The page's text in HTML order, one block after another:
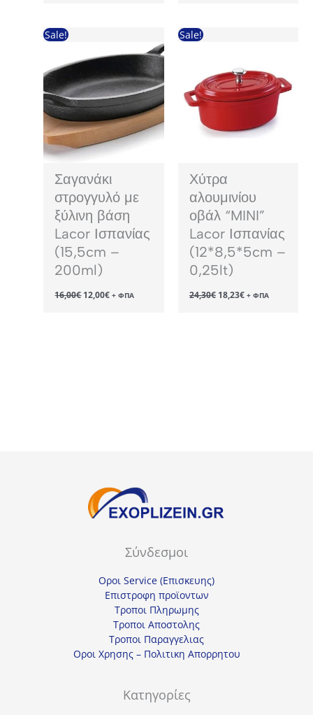
Sale!
Σαγανάκι
στρογγυλό με
ξύλινη βάση
Lacor Ισπανίας
(15,5cm –
200ml)
16,00€ Original
price
12,00€Η+ ΦΠΑ
Sale!
Χύτρα
αλουμινίου
οβάλ “MINI”
Lacor Ισπανίας
(12*8,5*5cm –
0,25lt)
24,30€ Original
price
18,23€Η+ ΦΠΑ
Σύνδεσμοι
Οροι Service (Επισκευης)
Επιστροφη προϊοντων
Τροποι Πληρωμης
Τροποι Αποστολης
Τροποι Παραγγελιας
Οροι Χρησης – Πολιτικη Απορρητου
Κατηγορίες